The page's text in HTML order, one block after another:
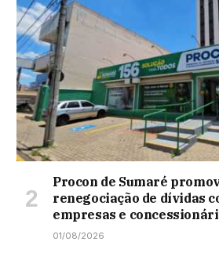
Procon de Sumaré
renegociação de dívidas
empresas e
01/08/2026